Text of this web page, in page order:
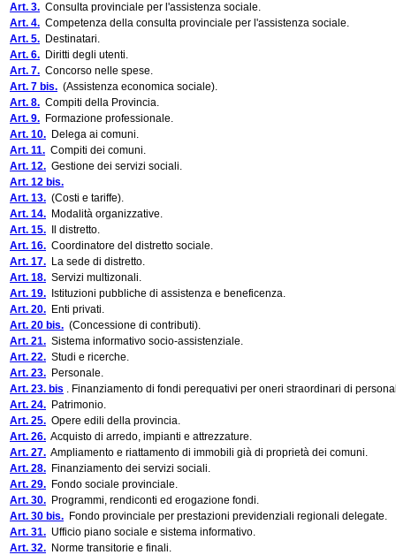
Art. 3. Consulta provinciale per l'assistenza sociale.
Art. 4. Competenza della consulta provinciale per l'assistenza sociale.
Art. 5. Destinatari.
Art. 6. Diritti degli utenti.
Art. 7. Concorso nelle spese.
Art. 7 bis. (Assistenza economica sociale).
Art. 8. Compiti della Provincia.
Art. 9. Formazione professionale.
Art. 10. Delega ai comuni.
Art. 11. Compiti dei comuni.
Art. 12. Gestione dei servizi sociali.
Art. 12 bis.
Art. 13. (Costi e tariffe).
Art. 14. Modalità organizzative.
Art. 15. Il distretto.
Art. 16. Coordinatore del distretto sociale.
Art. 17. La sede di distretto.
Art. 18. Servizi multizonali.
Art. 19. Istituzioni pubbliche di assistenza e beneficenza.
Art. 20. Enti privati.
Art. 20 bis. (Concessione di contributi).
Art. 21. Sistema informativo socio-assistenziale.
Art. 22. Studi e ricerche.
Art. 23. Personale.
Art. 23. bis . Finanziamento di fondi perequativi per oneri straordinari di
Art. 24. Patrimonio.
Art. 25. Opere edili della provincia.
Art. 26. Acquisto di arredo, impianti e attrezzature.
Art. 27. Ampliamento e riattamento di immobili già di proprietà dei comuni.
Art. 28. Finanziamento dei servizi sociali.
Art. 29. Fondo sociale provinciale.
Art. 30. Programmi, rendiconti ed erogazione fondi.
Art. 30 bis. Fondo provinciale per prestazioni previdenziali regionali delegate.
Art. 31. Ufficio piano sociale e sistema informativo.
Art. 32. Norme transitorie e finali.